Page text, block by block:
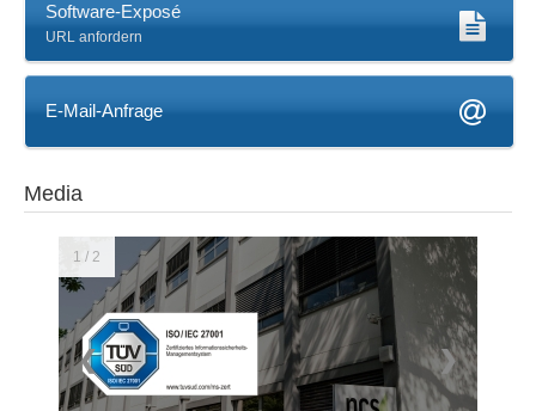
Software-Exposé
URL anfordern
E-Mail-Anfrage
Media
1 / 2
❮ ❯